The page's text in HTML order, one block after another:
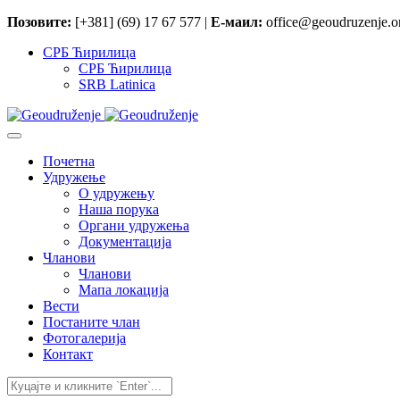
Позовите: [+381] (69) 17 67 577 | Е-маил:
СРБ Ћирилица
СРБ Ћирилица
SRB Latinica
Почетна
Удружење
O удружењу
Наша порука
Органи удружења
Документација
Чланови
Чланови
Мапа локација
Вести
Постаните члан
Фотогалерија
Контакт